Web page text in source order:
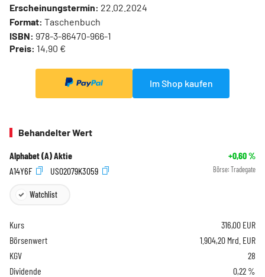
Erscheinungstermin: 22.02.2024
Format: Taschenbuch
ISBN: 978-3-86470-966-1
Preis: 14,90 €
Im Shop kaufen
Behandelter Wert
Alphabet (A) Aktie +0,60%
A14Y6F
US02079K3059 Börse: Tradegate
Watchlist
Kurs 316,00 EUR
Börsenwert
1.904,20 Mrd. EUR
KGV
28
Dividende
0,22 %